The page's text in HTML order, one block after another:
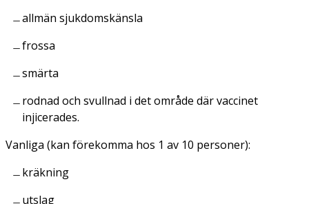
allmän sjukdomskänsla
frossa
smärta
rodnad och svullnad i det område där vaccinet
injicerades.
Vanliga (kan förekomma hos 1 av 10 personer):
kräkning
utslag